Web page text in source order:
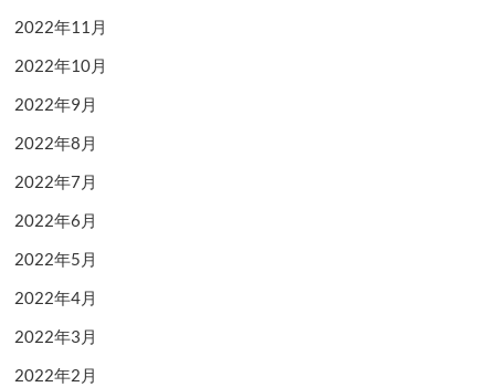
2022年11月
2022年10月
2022年9月
2022年8月
2022年7月
2022年6月
2022年5月
2022年4月
2022年3月
2022年2月